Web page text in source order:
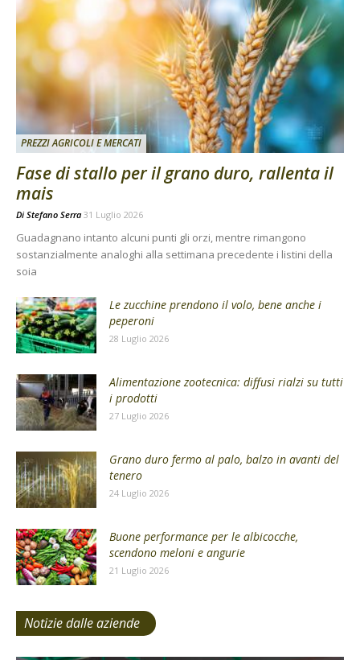
PREZZI AGRICOLI E MERCATI
Fase di stallo per il grano duro, rallenta il
mais
Di Stefano Serra 31 Luglio 2026
Guadagnano intanto alcuni punti gli orzi, mentre rimangono
sostanzialmente analoghi alla settimana precedente i listini della
soia
Le zucchine prendono il volo, bene anche i
peperoni
28 Luglio 2026
Alimentazione zootecnica: diffusi rialzi su tutti
i prodotti
27 Luglio 2026
Grano duro fermo al palo, balzo in avanti del
tenero
24 Luglio 2026
Buone performance per le albicocche,
scendono meloni e angurie
21 Luglio 2026
Notizie dalle aziende